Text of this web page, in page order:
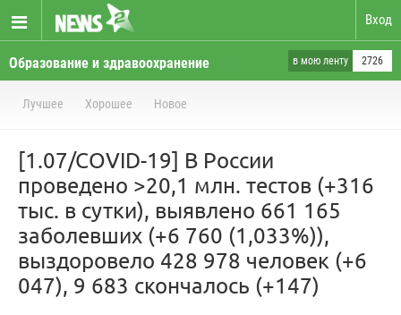
Вход
Образование и здравоохранение в мою ленту 2726
Лучшее Хорошее Новое
[1.07/COVID-19] В России
проведено >20,1 млн. тестов (+316
тыс. в сутки), выявлено 661 165
заболевших (+6 760 (1,033%)),
выздоровело 428 978 человек (+6
047), 9 683 скончалось (+147)